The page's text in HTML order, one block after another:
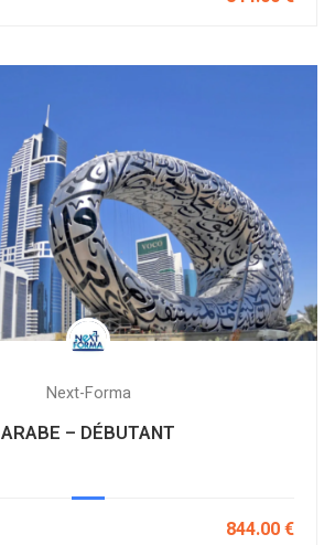
Next-Forma
ARABE – DÉBUTANT
844.00 €